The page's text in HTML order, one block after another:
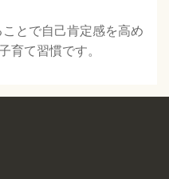
とで自己肯定感を高め
育て習慣です。